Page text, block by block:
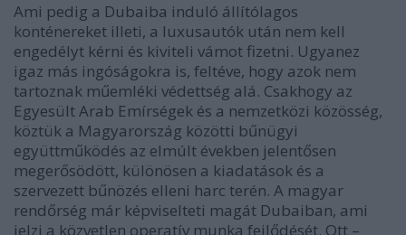
Ami pedig a Dubaiba induló állítólagos
konténereket illeti, a luxusautók után nem kell
engedélyt kérni és kiviteli vámot fizetni. Ugyanez
igaz más ingóságokra is, feltéve, hogy azok nem
tartoznak műemléki védettség alá. Csakhogy az
Egyesült Arab Emírségek és a nemzetközi közösség,
köztük a Magyarország közötti bűnügyi
együttműködés az elmúlt években jelentősen
megerősödött, különösen a kiadatások és a
szervezett bűnözés elleni harc terén. A magyar
rendőrség már képviselteti magát Dubaiban, ami
jelzi a közvetlen operatív munka fejlődését. Ott –